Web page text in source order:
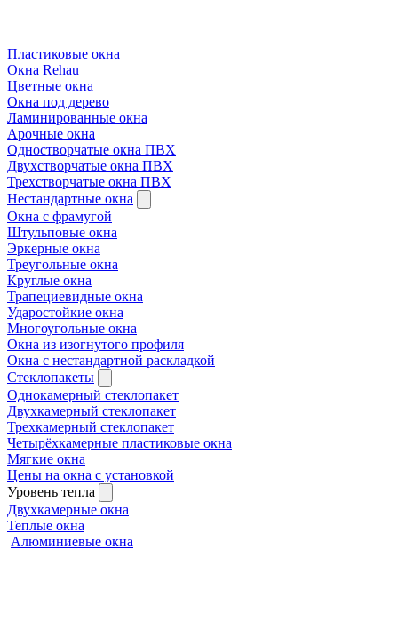
Пластиковые окна
Окна Rehau
Цветные окна
Окна под дерево
Ламинированные окна
Арочные окна
Одностворчатые окна ПВХ
Двухстворчатые окна ПВХ
Трехстворчатые окна ПВХ
Нестандартные окна
Окна с фрамугой
Штульповые окна
Эркерные окна
Треугольные окна
Круглые окна
Трапециевидные окна
Ударостойкие окна
Многоугольные окна
Окна из изогнутого профиля
Окна с нестандартной раскладкой
Стеклопакеты
Однокамерный стеклопакет
Двухкамерный стеклопакет
Трехкамерный стеклопакет
Четырёхкамерные пластиковые окна
Мягкие окна
Цены на окна с установкой
Уровень тепла
Двухкамерные окна
Теплые окна
Алюминиевые окна